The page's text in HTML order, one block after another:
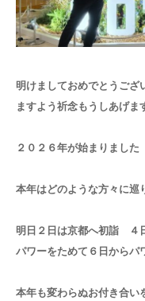
明けましておめでとうご
ますよう祈念もうしあげま
２０２６年が始まりました
本年はどのような方々に
明日２日は京都へ初詣 ４
パワーをためて６日からパ
本年も変わらぬお付き合い